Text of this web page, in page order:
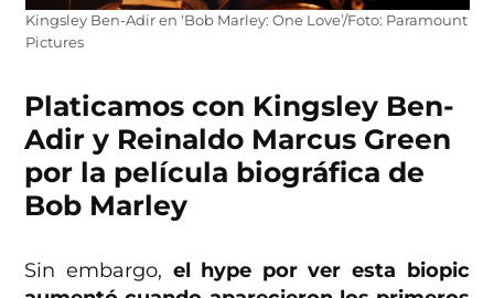
Kingsley Ben-Adir en ‘Bob Marley: One Love’/Foto: Paramount
Pictures
Platicamos con Kingsley Ben-
Adir y Reinaldo Marcus Green
por la película biográfica de
Bob Marley
Sin embargo, el hype por ver esta biopic